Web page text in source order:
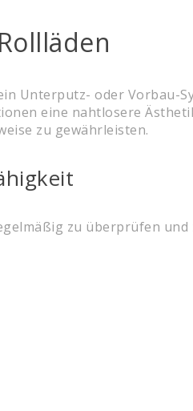
Unterputz- oder Vorbau-
eine nahtlosere
zu gewährleisten.
zu überprüfen